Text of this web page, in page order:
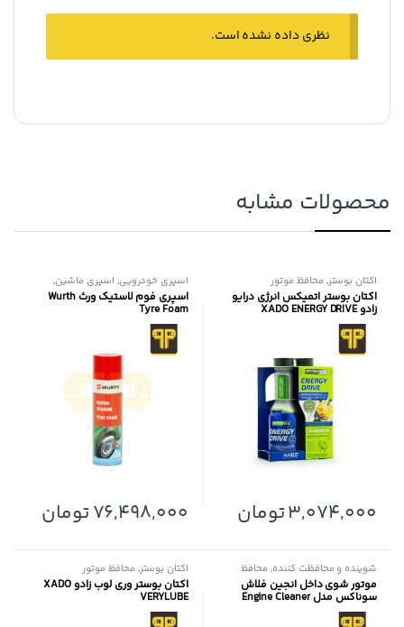
نظری داده نشده است.
محصولات مشابه
اکتان بوستر,محافظ موتور
اکتان بوستر اتمیکس انرژی درایو
زادو XADO ENERGY DRIVE
3,074,000تومان
اسپری خودرویی, اسپری ماشین,
محافظ موتور اسپری فوم لاستیک ورث Wurth
Tyre Foam
76,498,000تومان
شوینده و محافظت کننده,محافظ
موتور
موتور شوی داخل انجین فلاش
سوناکس مدل Engine Cleaner
Flush
اکتان بوستر,محافظ موتور
اکتان بوستر وری لوب زادو XADO
VERYLUBE